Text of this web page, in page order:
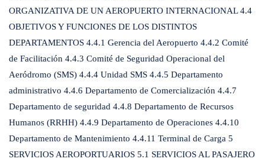
ORGANIZATIVA DE UN AEROPUERTO INTERNACIONAL 4.4
OBJETIVOS Y FUNCIONES DE LOS DISTINTOS
DEPARTAMENTOS 4.4.1 Gerencia del Aeropuerto 4.4.2 Comité
de Facilitación 4.4.3 Comité de Seguridad Operacional del
Aeródromo (SMS) 4.4.4 Unidad SMS 4.4.5 Departamento
administrativo 4.4.6 Departamento de Comercialización 4.4.7
Departamento de seguridad 4.4.8 Departamento de Recursos
Humanos (RRHH) 4.4.9 Departamento de Operaciones 4.4.10
Departamento de Mantenimiento 4.4.11 Terminal de Carga 5
SERVICIOS AEROPORTUARIOS 5.1 SERVICIOS AL PASAJERO